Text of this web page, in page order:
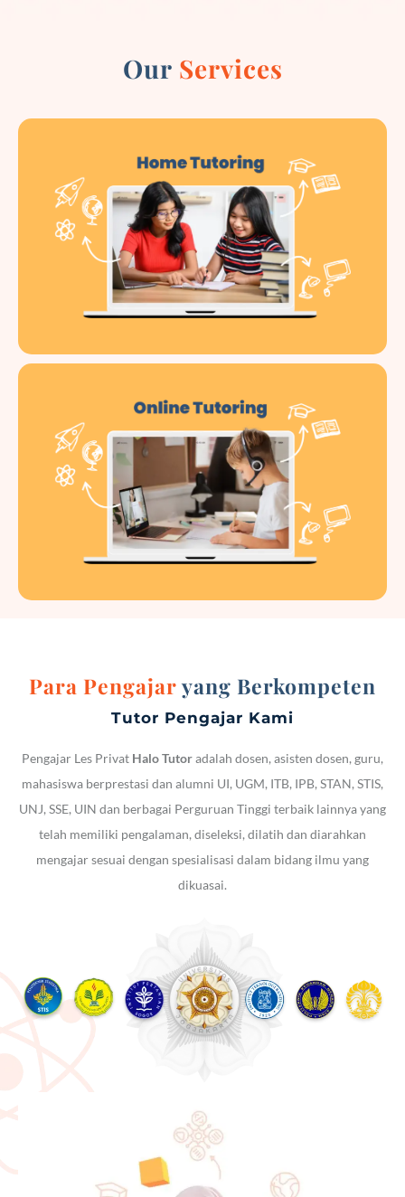
Our Services
Para Pengajaryang Berkompeten
Tutor Pengajar Kami
Pengajar Les Privat Halo Tutoradalah dosen, asisten dosen, guru,
mahasiswa berprestasi dan alumni UI, UGM, ITB, IPB, STAN, STIS,
UNJ, SSE, UIN dan berbagai Perguruan Tinggi terbaik lainnya yang
telah memiliki pengalaman, diseleksi, dilatih dan diarahkan
mengajar sesuai dengan spesialisasi dalam bidang ilmu yang
dikuasai.